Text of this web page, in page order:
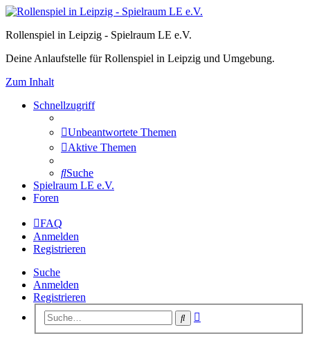
Rollenspiel in Leipzig - Spielraum LE e.V.
Deine Anlaufstelle für Rollenspiel in Leipzig und Umgebung.
Zum Inhalt
Schnellzugriff
Unbeantwortete Themen
Aktive Themen
Suche
Spielraum LE e.V.
Foren
FAQ
Anmelden
Registrieren
Suche
Anmelden
Registrieren
Suche